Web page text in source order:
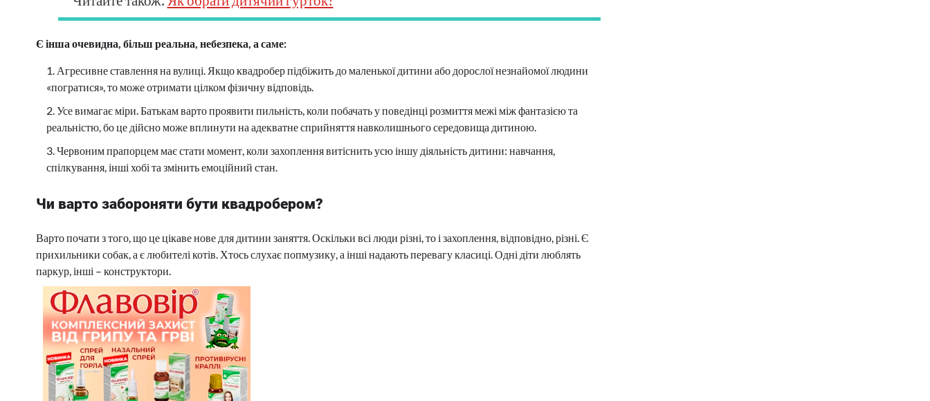
Є інша очевидна, більш реальна, небезпека, а саме:
Агресивне ставлення на вулиці. Якщо квадробер підбіжить до маленької дитини або дорослої незнайомої людини
«погратися», то може отримати цілком фізичну відповідь.
Усе вимагає міри. Батькам варто проявити пильність, коли побачать у поведінці розмиття межі між фантазією та
реальністю, бо це дійсно може вплинути на адекватне сприйняття навколишнього середовища дитиною.
Червоним прапорцем має стати момент, коли захоплення витіснить усю іншу діяльність дитини: навчання,
спілкування, інші хобі та змінить емоційний стан.
Чи варто забороняти бути квадробером?
Варто почати з того, що це цікаве нове для дитини заняття. Оскільки всі люди різні, то і захоплення, відповідно, різні. Є
прихильники собак, а є любителі котів. Хтось слухає попмузику, а інші надають перевагу класиці. Одні діти люблять
паркур, інші – конструктори.